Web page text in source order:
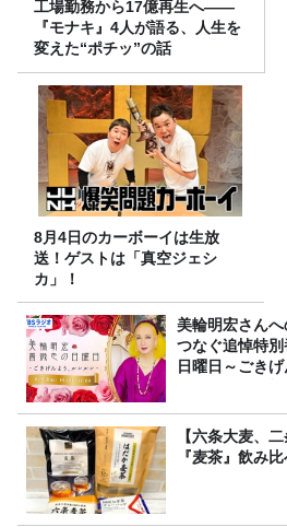
工場勤務から17億再生へ——
『モナキ』4人が語る、人生を
変えた“ポチッ”の話
8月4日のカーボーイは生放
送！ゲストは「真空ジェシ
カ」！
美輪明宏さん
つなぐ追悼特
日曜日～ごき
【六条大麦、
『麦茶』飲み